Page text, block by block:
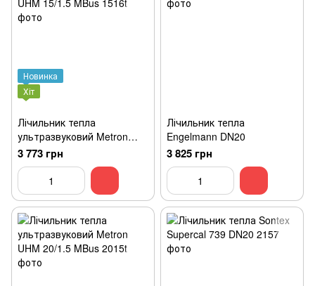
Новинка
Хіт
Лічильник тепла
ультразвуковий Metron
UHM 15/1.5 MBus
3 773 грн
Лічильник тепла
Engelmann DN20
3 825 грн